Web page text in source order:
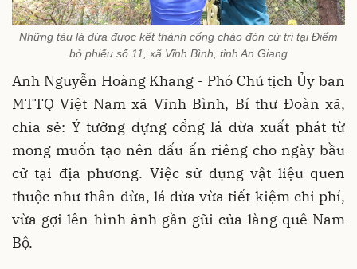
Những tàu lá dừa được kết thành cổng chào đón cử tri tại Điểm
bỏ phiếu số 11, xã Vĩnh Bình, tỉnh An Giang
Anh Nguyễn Hoàng Khang - Phó Chủ tịch Ủy ban
MTTQ Việt Nam xã Vĩnh Bình, Bí thư Đoàn xã,
chia sẻ: Ý tưởng dựng cổng lá dừa xuất phát từ
mong muốn tạo nên dấu ấn riêng cho ngày bầu
cử tại địa phương. Việc sử dụng vật liệu quen
thuộc như thân dừa, lá dừa vừa tiết kiệm chi phí,
vừa gợi lên hình ảnh gần gũi của làng quê Nam
Bộ.